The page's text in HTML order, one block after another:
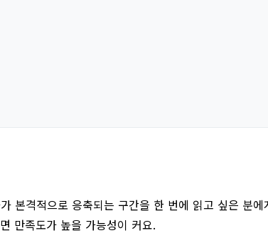
본격적으로 응축되는 구간을 한 번에 읽고 싶은 분
만족도가 높을 가능성이 커요.